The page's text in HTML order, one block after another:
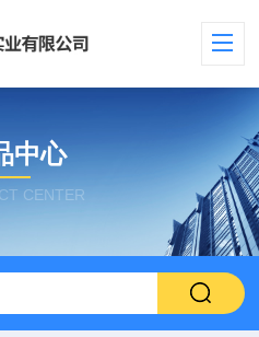
中心
CENTER